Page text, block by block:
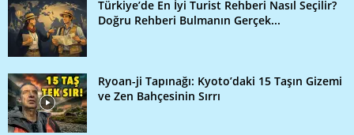
Türkiye’de En İyi Turist Rehberi Nasıl Seçilir?
Doğru Rehberi Bulmanın Gerçek...
Ryoan-ji Tapınağı: Kyoto’daki 15 Taşın Gizemi
ve Zen Bahçesinin Sırrı